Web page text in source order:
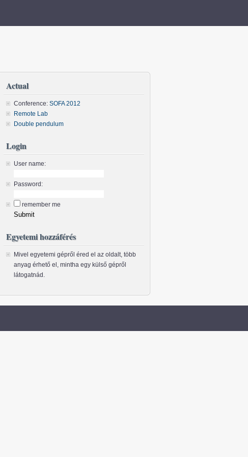
Actual
Conference: SOFA 2012
Remote Lab
Double pendulum
Login
User name:
Password:
remember me
Egyetemi hozzáférés
Mivel egyetemi gépről éred el az oldalt, több
anyag érhető el, mintha egy külső gépről
látogatnád.